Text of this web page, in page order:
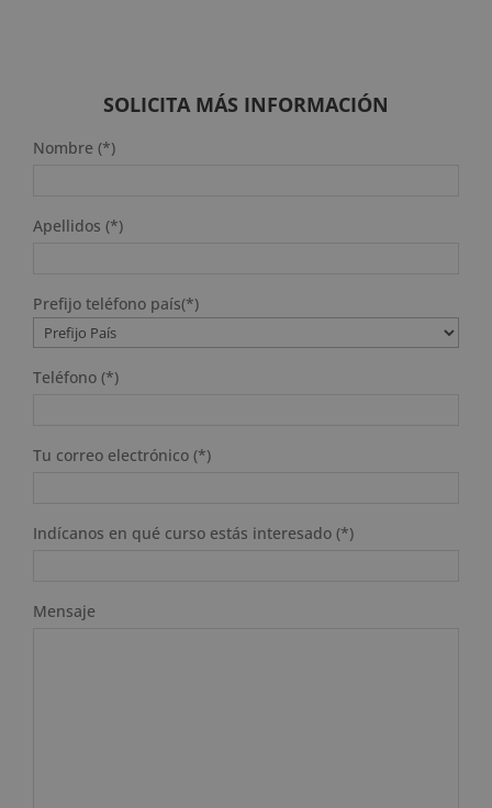
SOLICITA MÁS INFORMACIÓN
Nombre (*)
Apellidos (*)
Prefijo teléfono país(*)
Teléfono (*)
Tu correo electrónico (*)
Indícanos en qué curso estás interesado (*)
Mensaje